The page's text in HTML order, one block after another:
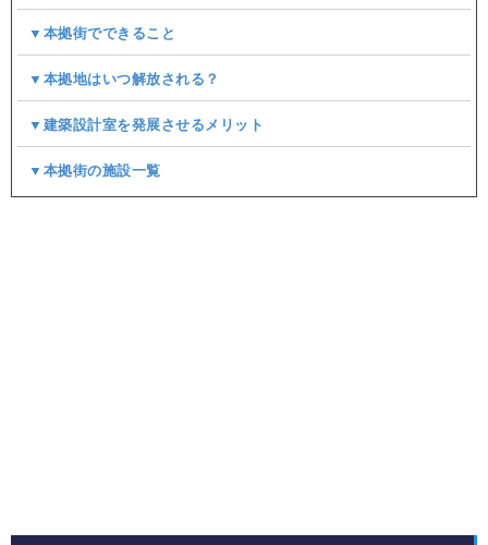
▼本拠街でできること
▼本拠地はいつ解放される？
▼建築設計室を発展させるメリット
▼本拠街の施設一覧